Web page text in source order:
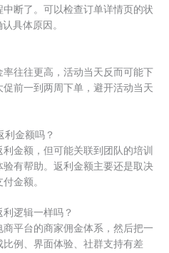
断了。可以检查订单详情页的状
具体原因。
往往更高，活动当天反而可能下
前一到两周下单，避开活动当天
金额吗？
金额，但可能关联到团队的培训
有帮助。返利金额主要还是取决
金额。
逻辑一样吗？
平台的商家佣金体系，然后把一
例、界面体验、社群支持有差